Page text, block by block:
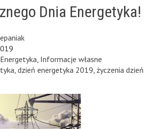
Dnia Energetyka!
Energetyka Informacje własne
dzień energetyka 2019 życzenia dzień